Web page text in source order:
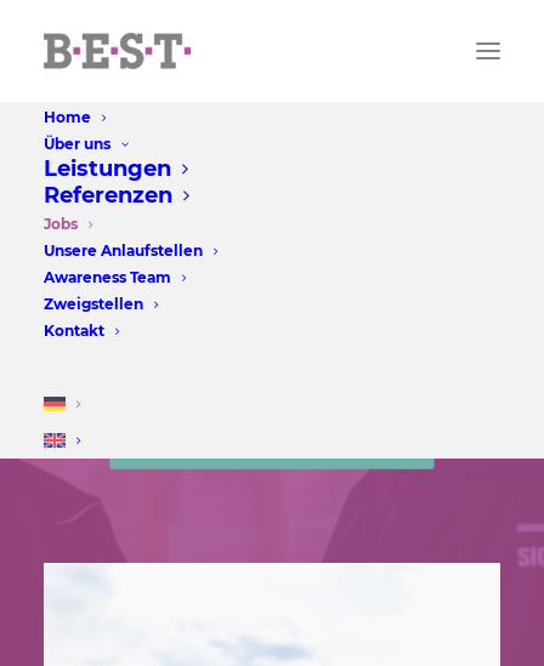
Home
Über uns
Leistungen
Referenzen
Jobs
Unsere Anlaufstellen
Awareness Team
Zweigstellen
Kontakt
Werde Teil von unserem Team und
bewerbe dich noch heute! Wir freuen uns